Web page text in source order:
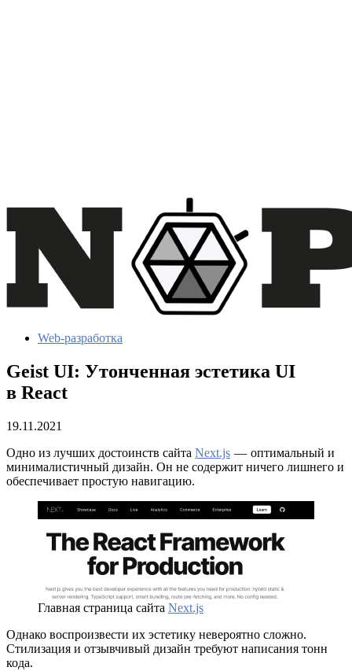
Web-разработка
Geist UI: Утонченная эстетика UI
в React
19.11.2021
Одно из лучших достоинств сайта Next.js — оптимальный и
минималистичный дизайн. Он не содержит ничего лишнего и
обеспечивает простую навигацию.
Главная страница сайта Next.js
Однако воспроизвести их эстетику невероятно сложно.
Стилизация и отзывчивый дизайн требуют написания тонн
кода.